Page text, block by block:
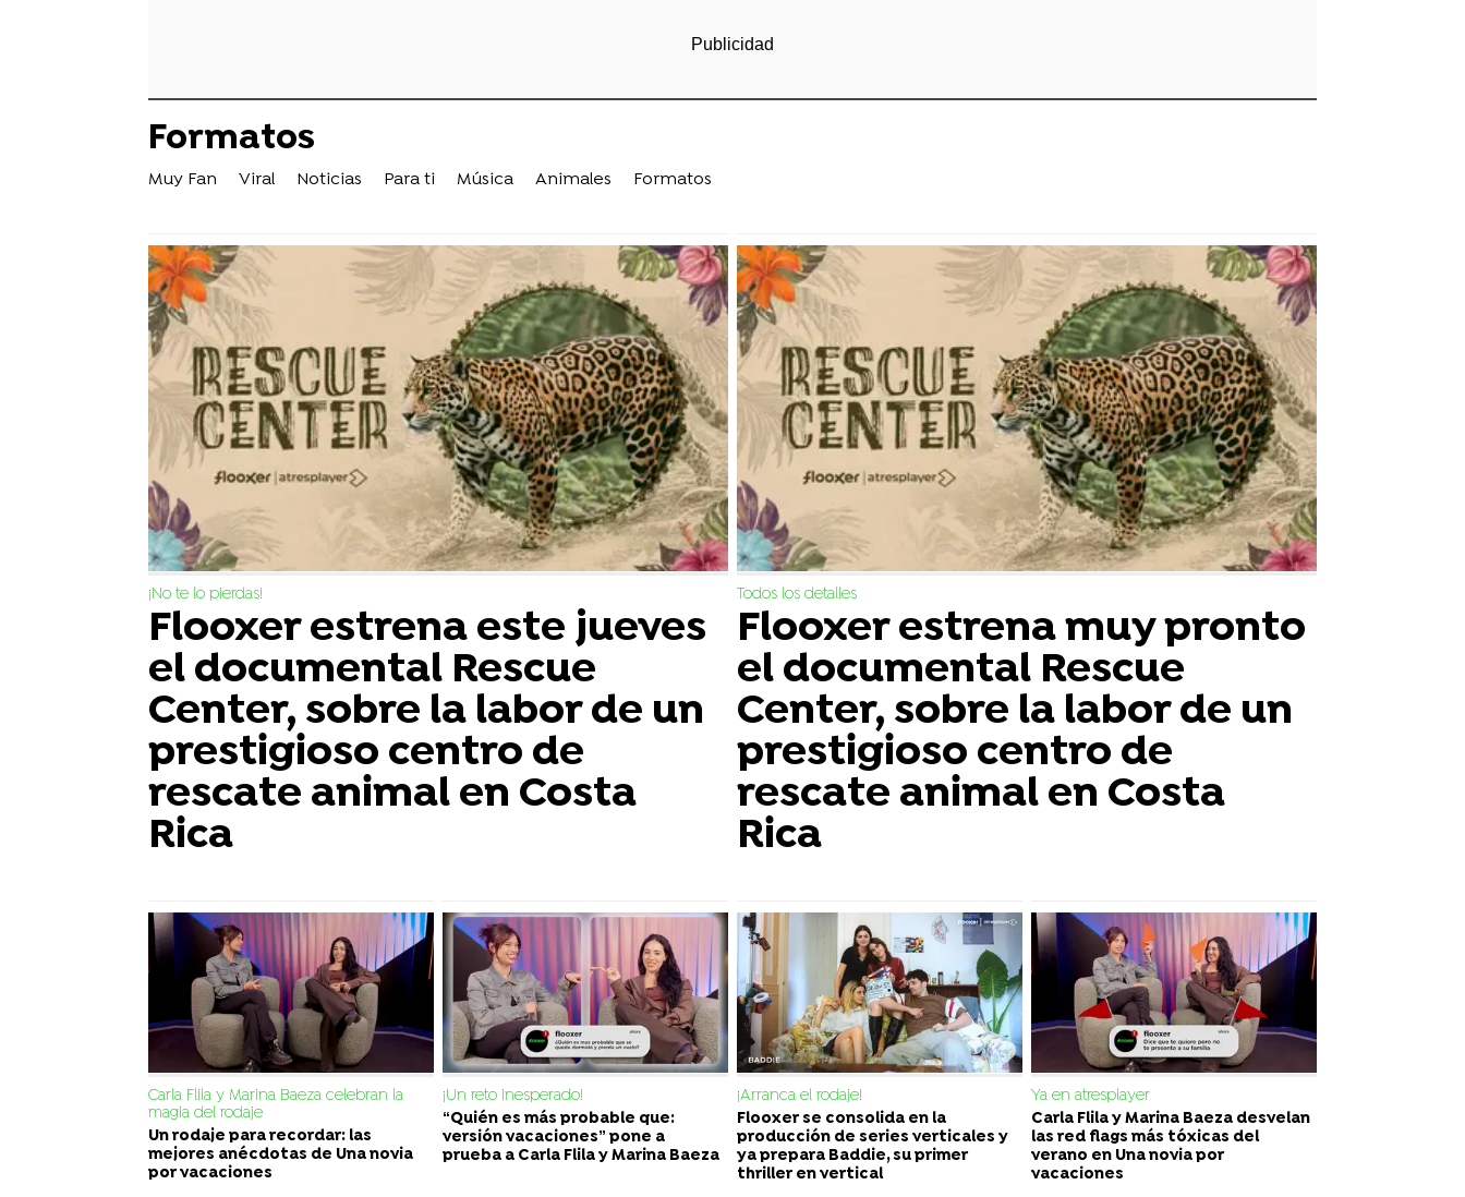
Formatos
Muy Fan Viral Noticias Para ti Música Animales Formatos
¡No te lo pierdas!
Flooxer estrena este jueves
el documental Rescue
Center, sobre la labor de un
prestigioso centro de
rescate animal en Costa
Rica
Todos los detalles
Flooxer estrena muy pronto
el documental Rescue
Center, sobre la labor de un
prestigioso centro de
rescate animal en Costa
Rica
Carla Flila y Marina Baeza celebran la
magia del rodaje
Un rodaje para recordar: las
mejores anécdotas de Una novia
por vacaciones
¡Un reto inesperado!
“Quién es más probable que:
versión vacaciones” pone a
prueba a Carla Flila y Marina Baeza
¡Arranca el rodaje!
Flooxer se consolida en la
producción de series verticales y
ya prepara Baddie, su primer
thriller en vertical
Ya en atresplayer
Carla Flila y Marina Baeza desvelan
las red flags más tóxicas del
verano en Una novia por
vacaciones